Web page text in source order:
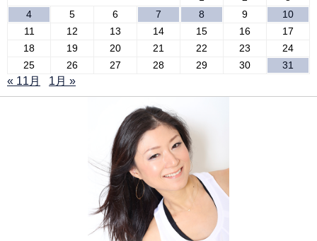
4
5 6 7 8 9
10
11
12 13 14 15 16
17
18
19 20 21 22 23
24
25
26 27 28 29 30 31
« 11月 1月 »